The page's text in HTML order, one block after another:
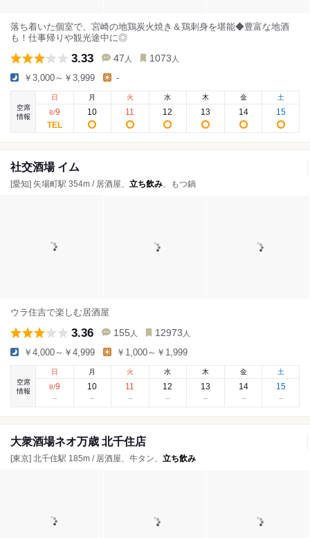
落ち着いた個室で、宮崎の地鶏炭火焼き＆鶏刺身を堪能◆豊富な地酒
も！仕事帰りや観光途中に◎
3.33 47 人 1073 人
￥3,000～￥3,999 -
空席
情報
日
8/9
月
10
火
11
水
12
木
13
金
14
土
15
社交酒場 イム
[愛知] 矢場町駅 354m / 居酒屋、 立ち飲み、もつ鍋
ウラ住吉で楽しむ居酒屋
3.36 155 人 12973 人
￥4,000～￥4,999 ￥1,000～￥1,999
空席
情報
日
8/9
月
10
火
11
水
12
木
13
金
14
土
15
大衆酒場ネオ万歳 北千住店
[東京] 北千住駅 185m / 居酒屋、牛タン、 立ち飲み